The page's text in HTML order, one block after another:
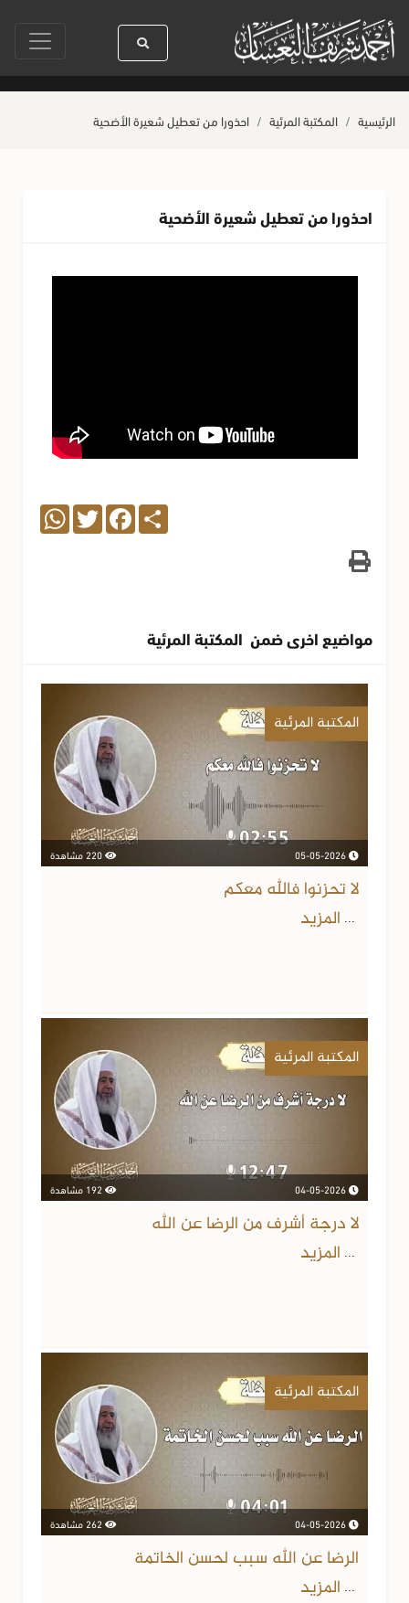
سيدنا رسول الله ﷺ كله رحمة صلاة آخر أربعاء من صفر حياة
الرئيسية المكتبة المرئية احذورا من تعطيل شعيرة الأضحية
احذورا من تعطيل شعيرة الأضحية
Share
Facebook
Twitter
WhatsApp
مواضيع اخرى ضمن المكتبة المرئية
المكتبة المرئية
لا تحزنوا فالله معكم
... المزيد
المكتبة المرئية
لا درجة أشرف من الرضا عن الله
... المزيد
المكتبة المرئية
الرضا عن الله سبب لحسن الخاتمة
... المزيد